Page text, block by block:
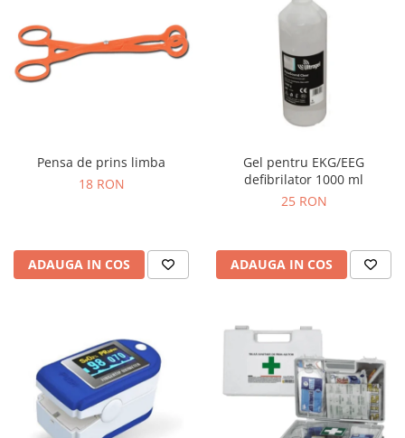
Pensa de prins limba
18 RON
ADAUGA IN COS
Gel pentru EKG/EEG
defibrilator 1000 ml
25 RON
ADAUGA IN COS